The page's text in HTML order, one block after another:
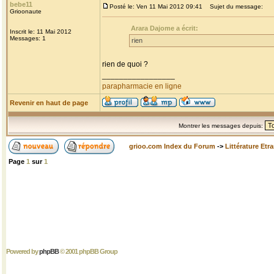
bebe11
Grioonaute
Inscrit le: 11 Mai 2012
Messages: 1
Posté le: Ven 11 Mai 2012 09:41 Sujet du message:
Arara Dajome a écrit:
rien
rien de quoi ?
parapharmacie en ligne
Revenir en haut de page
Montrer les messages depuis:
grioo.com Index du Forum -> Littérature
Page 1 sur1
Powered byphpBB© 2001 phpBB Group